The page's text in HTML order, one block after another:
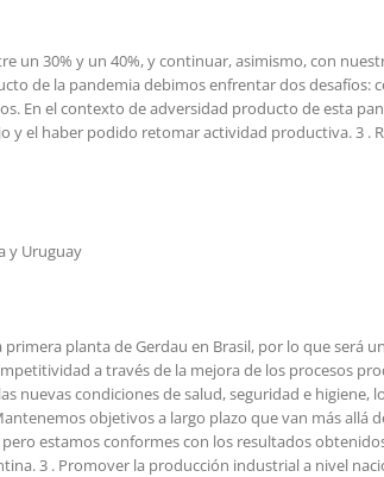
un 30% y un 40%, y continuar, asimismo, con
de la pandemia debimos enfrentar dos desafíos:
En el contexto de adversidad producto de esta
el haber podido retomar actividad productiva. 3 .
y Uruguay
primera planta de Gerdau en Brasil, por lo que
a través de la mejora de los procesos
nuevas condiciones de salud, seguridad e
objetivos a largo plazo que van más
estamos conformes con los resultados
3 . Promover la producción industrial a nivel